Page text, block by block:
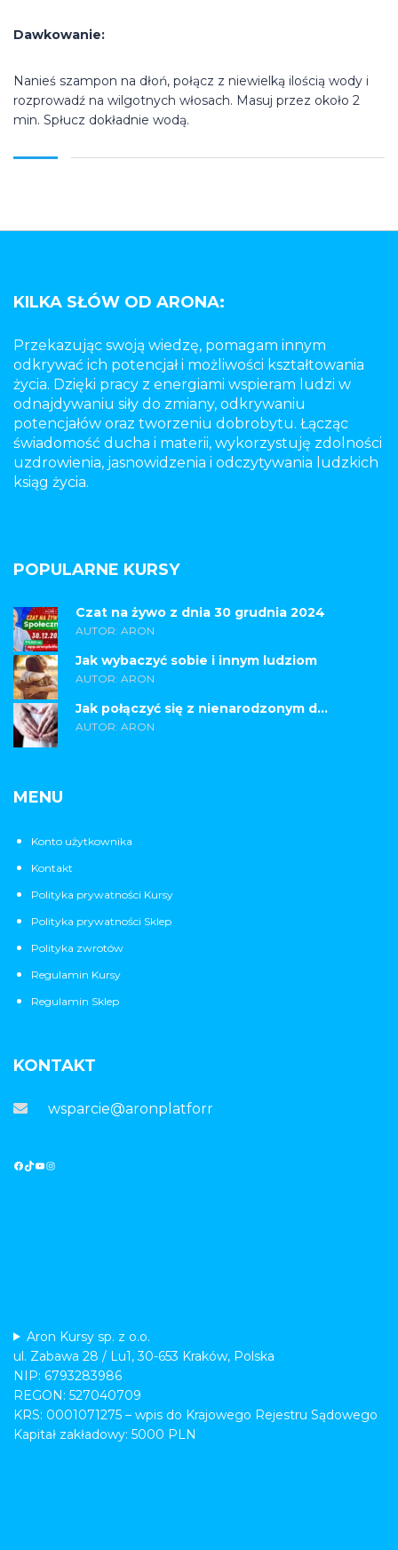
Dawkowanie:
Nanieś szampon na dłoń, połącz z niewielką ilością wody i
rozprowadź na wilgotnych włosach. Masuj przez około 2
min. Spłucz dokładnie wodą.
KILKA SŁÓW OD ARONA:
Przekazując swoją wiedzę, pomagam innym
odkrywać ich potencjał i możliwości kształtowania
życia. Dzięki pracy z energiami wspieram ludzi w
odnajdywaniu siły do zmiany, odkrywaniu
potencjałów oraz tworzeniu dobrobytu. Łącząc
świadomość ducha i materii, wykorzystuję zdolności
uzdrowienia, jasnowidzenia i odczytywania ludzkich
ksiąg życia.
POPULARNE KURSY
Czat na żywo z dnia 30 grudnia 2024
AUTOR: ARON
Jak wybaczyć sobie i innym ludziom
AUTOR: ARON
Jak połączyć się z nienarodzonym d...
AUTOR: ARON
MENU
Konto użytkownika
Kontakt
Polityka prywatności Kursy
Polityka prywatności Sklep
Polityka zwrotów
Regulamin Kursy
Regulamin Sklep
KONTAKT
wsparcie@aronplatforma.pl
Aron Kursy sp. z o.o.
ul. Zabawa 28 / Lu1, 30-653 Kraków, Polska
NIP: 6793283986
REGON: 527040709
KRS: 0001071275 – wpis do Krajowego Rejestru Sądowego
Kapitał zakładowy: 5000 PLN